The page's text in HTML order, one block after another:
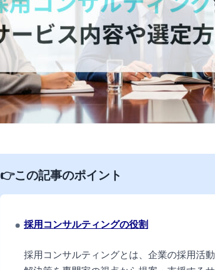
👉この記事のポイント
採用コンサルティングの役割
採用コンサルティングとは、企業の採用活